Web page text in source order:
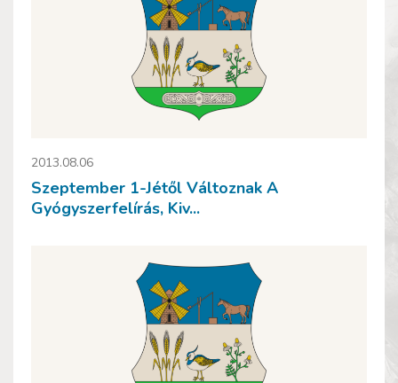
2013.08.06
Szeptember 1-Jétől Változnak A
Gyógyszerfelírás, Kiv...